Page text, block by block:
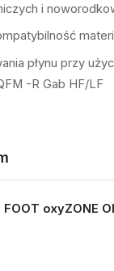
i
płynu przy
-R Gab HF/LF